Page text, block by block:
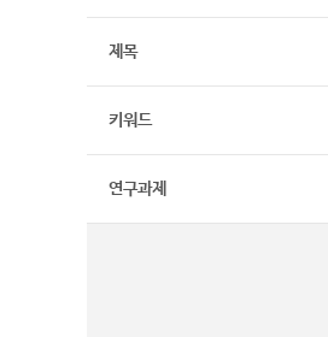
제목
키워드
연구과제